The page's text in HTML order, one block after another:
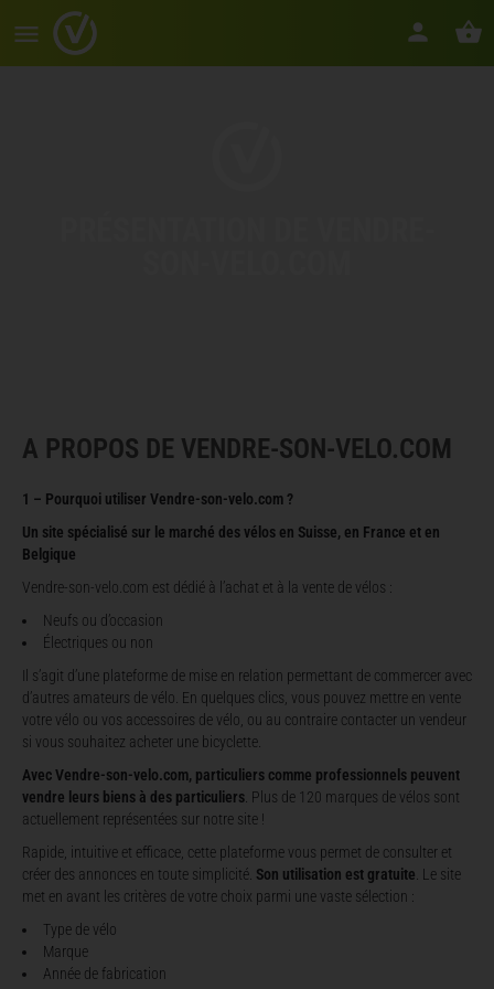
A PROPOS DE VENDRE-SON-VELO.COM
1 – Pourquoi utiliser Vendre-son-velo.com ?
Un site spécialisé sur le marché des vélos en Suisse, en France et en
Belgique
Vendre-son-velo.com est dédié à l’achat et à la vente de vélos :
Neufs ou d’occasion
Électriques ou non
Il s’agit d’une plateforme de mise en relation permettant de commercer avec
d’autres amateurs de vélo. En quelques clics, vous pouvez mettre en vente
votre vélo ou vos accessoires de vélo, ou au contraire contacter un vendeur
si vous souhaitez acheter une bicyclette.
Avec Vendre-son-velo.com, particuliers comme professionnels peuvent
vendre leurs biens à des particuliers . Plus de 120 marques de vélos sont
actuellement représentées sur notre site !
Rapide, intuitive et efficace, cette plateforme vous permet de consulter et
créer des annonces en toute simplicité. Son utilisation est gratuite . Le site
met en avant les critères de votre choix parmi une vaste sélection :
Type de vélo
Marque
Année de fabrication